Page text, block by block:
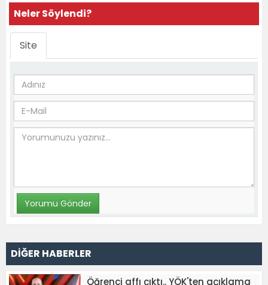
Neler Söylendi?
Site
DİĞER HABERLER
Öğrenci affı çıktı.. YÖK'ten açıklama